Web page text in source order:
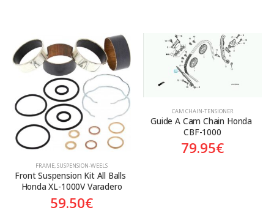
FRAME,SUSPENSION-WEELS
Front Suspension Kit All Balls
Honda XL-1000V Varadero
59.50€
CAM CHAIN-TENSIONER
Guide A Cam Chain Honda
CBF-1000
79.95€